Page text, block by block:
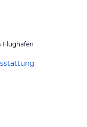
Flughafen